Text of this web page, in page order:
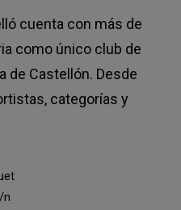
cuenta con más de
como único club de
de Castellón. Desde
categorías y
n